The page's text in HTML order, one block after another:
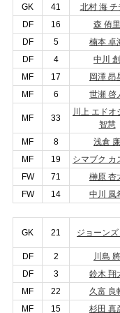
GK 41 北村 海 チ
DF
16 森 侑里
DF
5 楠本 卓
DF
4 中川 創
MF
17 岡澤 昂
MF
6 世瀬 啓
MF 33
川上 エドオ
智慧
MF 8 浅倉 廉
MF
19 シマブク カ
FW
71 榊原 杏
FW
14 中 川 風
GK 21 ジョーンズ
DF
2 川島 將
DF
3 鈴木 翔
MF
22 久富 良
MF
15 杉田 真